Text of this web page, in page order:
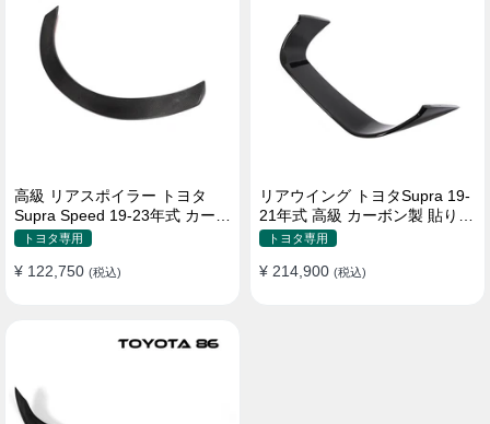
高級 リアスポイラー トヨタ
Supra Speed 19-23年式 カーボ
ン製 貼り付け装着
トヨタ専用
¥ 122,750 (税込)
リアウイング トヨタSupra 19-
21年式 高級 カーボン製 貼り付
け装着
トヨタ専用
¥ 214,900 (税込)